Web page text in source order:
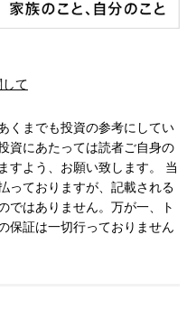
て
くまでも投資の参考にしてい
資にあたっては読者ご自身の
すよう、お願い致します。 当
っておりますが、記載される
ではありません。万が一、ト
保証は一切行っておりません